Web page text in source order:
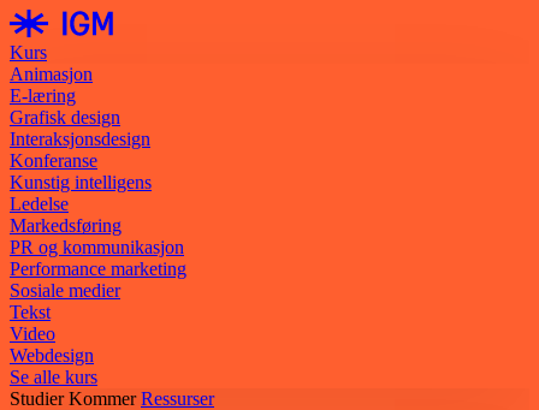
Kurs
Animasjon
E-læring
Grafisk design
Interaksjonsdesign
Konferanse
Kunstig intelligens
Ledelse
Markedsføring
PR og kommunikasjon
Performance marketing
Sosiale medier
Tekst
Video
Webdesign
Se alle kurs
StudierKommer Ressurser